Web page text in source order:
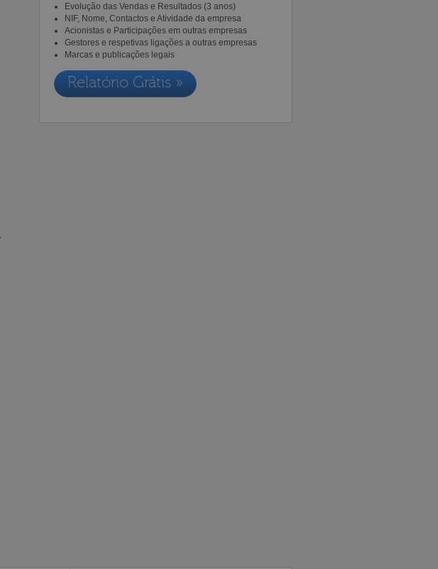
Evolução das Vendas e Resultados (3 anos)
NIF, Nome, Contactos e Atividade da empresa
Acionistas e Participações em outras empresas
Gestores e respetivas ligações a outras empresas
Marcas e publicações legais
Relatório Grátis »